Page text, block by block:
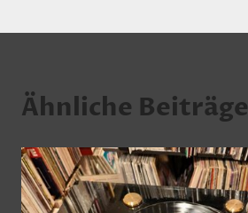
Ähnliche Beiträge